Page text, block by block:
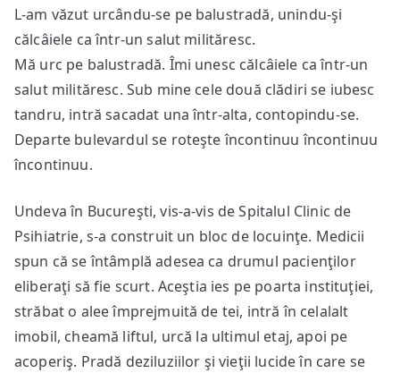
L-am văzut urcându-se pe balustradă, unindu-şi
călcâiele ca într-un salut milităresc.
Mă urc pe balustradă. Îmi unesc călcâiele ca într-un
salut milităresc. Sub mine cele două clădiri se iubesc
tandru, intră sacadat una într-alta, contopindu-se.
Departe bulevardul se roteşte încontinuu încontinuu
încontinuu.
Undeva în Bucureşti, vis-a-vis de Spitalul Clinic de
Psihiatrie, s-a construit un bloc de locuinţe. Medicii
spun că se întâmplă adesea ca drumul pacienţilor
eliberaţi să fie scurt. Aceştia ies pe poarta instituţiei,
străbat o alee împrejmuită de tei, intră în celalalt
imobil, cheamă liftul, urcă la ultimul etaj, apoi pe
acoperiş. Pradă deziluziilor şi vieţii lucide în care se